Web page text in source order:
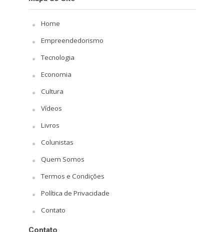
Home
Empreendedorismo
Tecnologia
Economia
Cultura
Vídeos
Livros
Colunistas
Quem Somos
Termos e Condições
Política de Privacidade
Contato
Contato